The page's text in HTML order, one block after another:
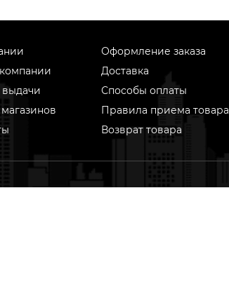
Оформление заказа
Доставка
Способы оплаты
Правила приема товара
Возврат товара